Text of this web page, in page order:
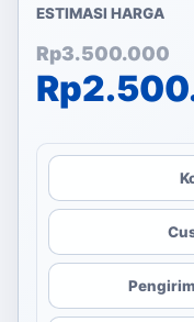
ESTIMASI HARGA
Rp3.500.000
Harga
Rp
Harga